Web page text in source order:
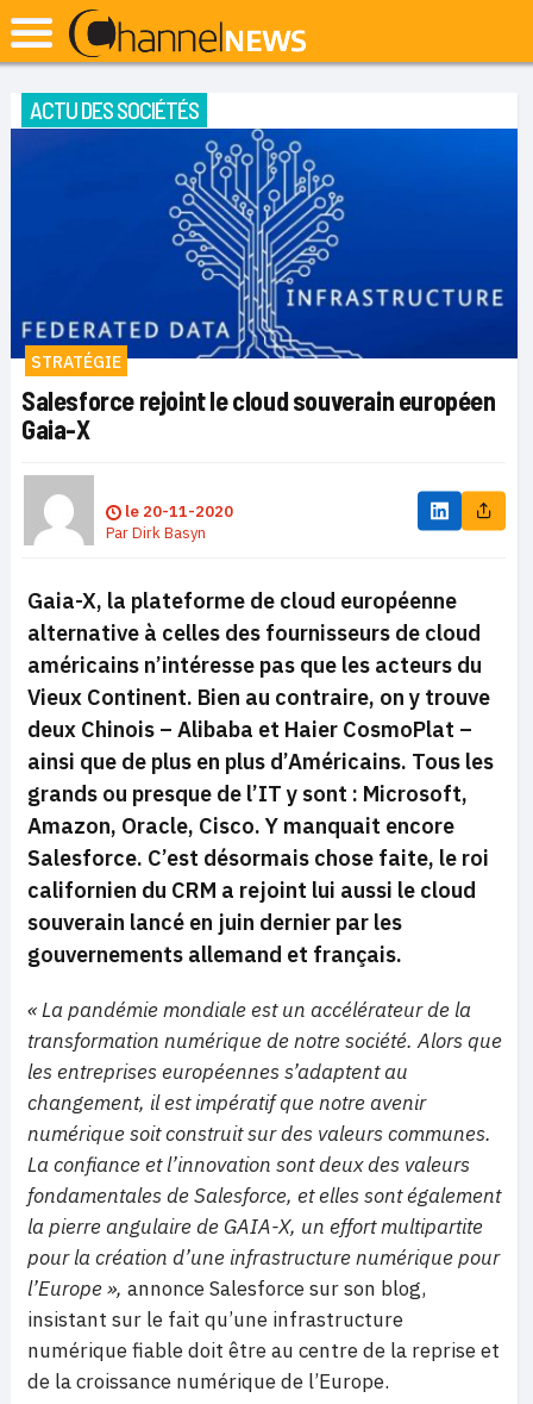
ACTU DES SOCIÉTÉS
STRATÉGIE
Salesforce rejoint le cloud souverain européen
Gaia-X
le 20-11-2020
ParDirk Basyn
Gaia-X, la plateforme de cloud européenne
alternative à celles des fournisseurs de cloud
américains n’intéresse pas que les acteurs du
Vieux Continent. Bien au contraire, on y trouve
deux Chinois – Alibaba et Haier CosmoPlat –
ainsi que de plus en plus d’Américains. Tous les
grands ou presque de l’IT y sont : Microsoft,
Amazon, Oracle, Cisco. Y manquait encore
Salesforce. C’est désormais chose faite, le roi
californien du CRM a rejoint lui aussi le cloud
souverain lancé en juin dernier par les
gouvernements allemand et français.
« La pandémie mondiale est un accélérateur de la
transformation numérique de notre société. Alors que
les entreprises européennes s’adaptent au
changement, il est impératif que notre avenir
numérique soit construit sur des valeurs communes.
La confiance et l’innovation sont deux des valeurs
fondamentales de Salesforce, et elles sont également
la pierre angulaire de GAIA-X, un effort multipartite
pour la création d’une infrastructure numérique pour
l’Europe », annonce Salesforce sur son blog,
insistant sur le fait qu’une infrastructure
numérique fiable doit être au centre de la reprise et
de la croissance numérique de l’Europe.